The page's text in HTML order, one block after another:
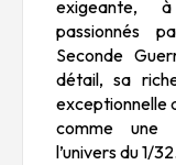
exigeante,
passionnés
Seconde
détail, sa
exceptionnelle
comme une
l’univers du 1/32.